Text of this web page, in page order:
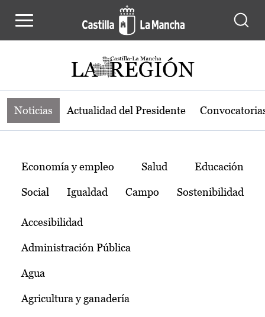
Noticias de la región de Castilla-La
Noticias Actualidad del Presidente
Temas
Economía y empleo Salud Educación
Social Igualdad Campo Sostenibilidad
Accesibilidad
Administración Pública
Agua
Agricultura y ganadería